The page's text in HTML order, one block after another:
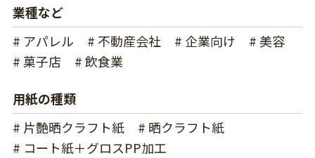
業種など
# アパレル
# 不動産会社 # 企業向け
# 美容
# 菓子店
# 飲食業
用紙の種類
# 片艶晒クラフト紙
# 晒クラフト紙
# コート紙＋グロスPP加工